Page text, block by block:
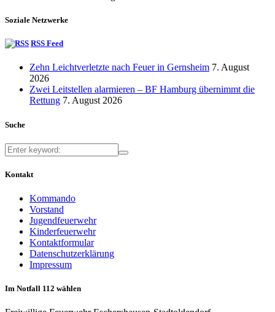
Soziale Netzwerke
RSS Feed
Zehn Leichtverletzte nach Feuer in Gernsheim 7. August
2026
Zwei Leitstellen alarmieren – BF Hamburg übernimmt die
Rettung 7. August 2026
Suche
Kontakt
Kommando
Vorstand
Jugendfeuerwehr
Kinderfeuerwehr
Kontaktformular
Datenschutzerklärung
Impressum
Im Notfall 112 wählen